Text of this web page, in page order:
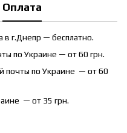
Оплата
в г.Днепр — бесплатно.
по Украине — от 60 грн.
почты по Украине — от 60
— от 35 грн.